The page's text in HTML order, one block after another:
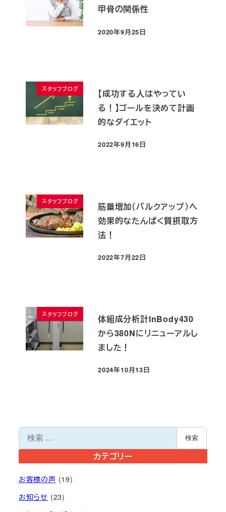
甲骨の関係性
投稿日
2020年9月25日
スタッフブログ
【成功する人はやってい
る！】ゴールを決めて計画
的なダイエット
投稿日
2022年9月16日
スタッフブログ
筋量増加（バルクアップ）へ
効果的なたんぱく質摂取方
法！
投稿日
2022年7月22日
スタッフブログ
体組成分析計InBody430
から380Nにリニューアルし
ました！
投稿日
2024年10月13日
検
索
検索
カテゴリー
お客様の声 (19)
お知らせ (23)